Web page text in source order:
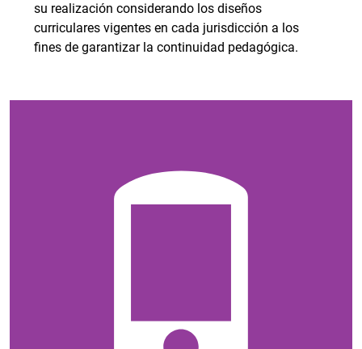
su realización considerando los diseños
curriculares vigentes en cada jurisdicción a los
fines de garantizar la continuidad pedagógica.